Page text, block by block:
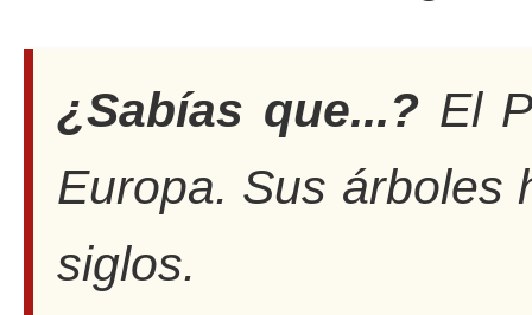
¿Sabías que...?El
Europa. Sus árboles
siglos.